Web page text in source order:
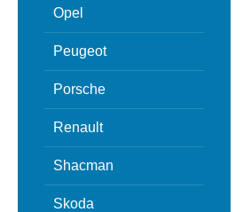
Opel
Peugeot
Porsche
Renault
Shacman
Skoda